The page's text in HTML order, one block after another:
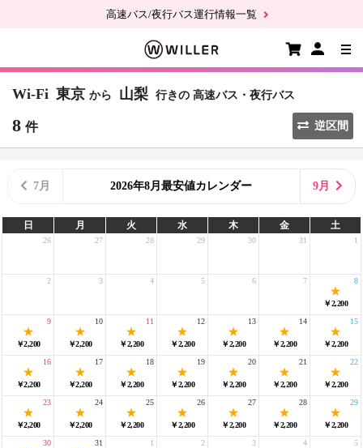
高速バス/夜行バス運行情報一覧
Wi-Fi 東京 から 山梨 行きの 高速バス・夜行バス
8 件 逆区間
7月 2026年8月最安値カレンダー 9月
日 月 火 水 木 金 土
26 27 28 29 30 31 1
2 3 4 5 6 7
￥2,200
8
￥2,200
9
￥2,200
10
￥2,200
11
￥2,200
12
￥2,200
13
￥2,200
14
￥2,200
15
￥2,200
16
￥2,200
17
￥2,200
18
￥2,200
19
￥2,200
20
￥2,200
21
￥2,200
22
￥2,200
23
￥2,200
24
￥2,200
25
￥2,200
26
￥2,200
27
￥2,200
28
￥2,200
29
30 31 1 2 3 4 5